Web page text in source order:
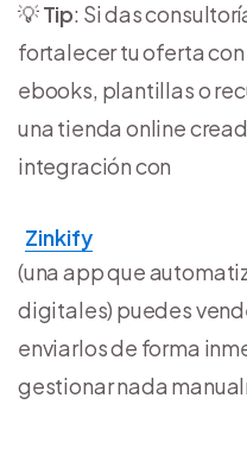
💡Tip: Si das
fortalecer tu oferta
ebooks, plantillas o
una tienda online
integración con
Zinkify
(una app que
digitales) puedes
enviarlos de forma
gestionar nada